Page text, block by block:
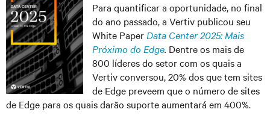
Para quantificar a oportunidade, no final
do ano passado, a Vertiv publicou seu
White Paper Data Center 2025: Mais
Próximo do Edge. Dentre os mais de
800 líderes do setor com os quais a
Vertiv conversou, 20% dos que tem sites
de Edge preveem que o número de sites
de Edge para os quais darão suporte aumentará em 400%.